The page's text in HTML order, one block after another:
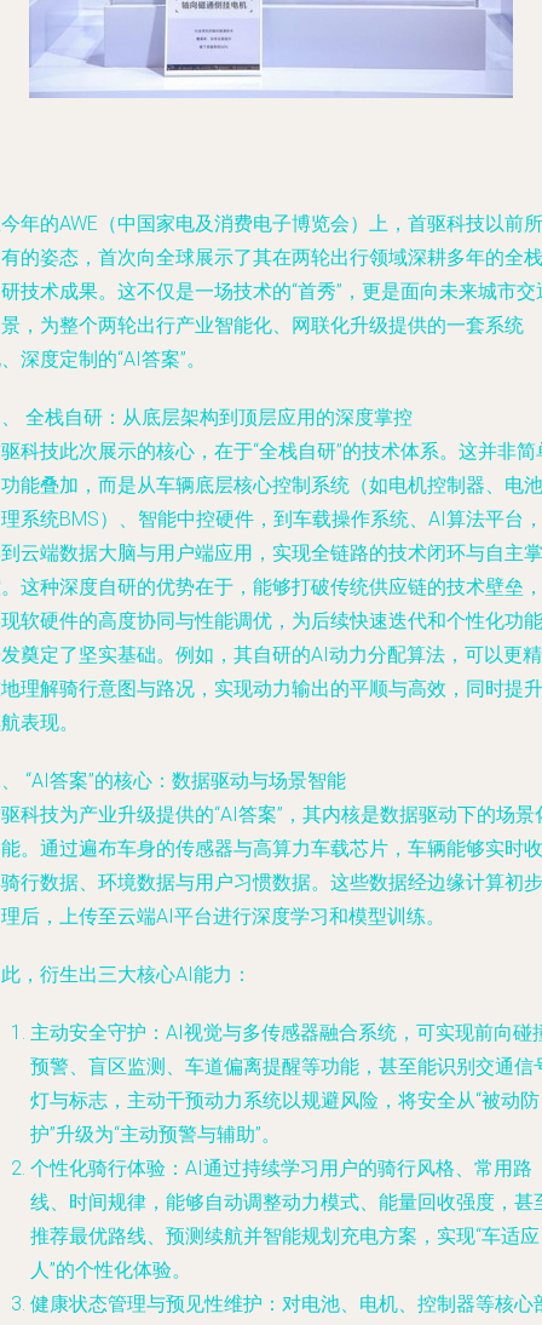
年的AWE（中国家电及消费电子博览会）上，首驱科技以前所
的姿态，首次向全球展示了其在两轮出行领域深耕多年的全栈
技术成果。这不仅是一场技术的“首秀”，更是面向未来城市交
，为整个两轮出行产业智能化、网联化升级提供的一套系统
深度定制的“AI答案”。
全栈自研：从底层架构到顶层应用的深度掌控
科技此次展示的核心，在于“全栈自研”的技术体系。这并非简
能叠加，而是从车辆底层核心控制系统（如电机控制器、电池
系统BMS）、智能中控硬件，到车载操作系统、AI算法平台，
云端数据大脑与用户端应用，实现全链路的技术闭环与自主掌
这种深度自研的优势在于，能够打破传统供应链的技术壁垒，
软硬件的高度协同与性能调优，为后续快速迭代和个性化功能
奠定了坚实基础。例如，其自研的AI动力分配算法，可以更精
理解骑行意图与路况，实现动力输出的平顺与高效，同时提升
表现。
“AI答案”的核心：数据驱动与场景智能
科技为产业升级提供的“AI答案”，其内核是数据驱动下的场景
。通过遍布车身的传感器与高算力车载芯片，车辆能够实时收
行数据、环境数据与用户习惯数据。这些数据经边缘计算初步
后，上传至云端AI平台进行深度学习和模型训练。
，衍生出三大核心AI能力：
主动安全守护 ：AI视觉与多传感器融合系统，可实现前向碰
预警、盲区监测、车道偏离提醒等功能，甚至能识别交通信
灯与标志，主动干预动力系统以规避风险，将安全从“被动防
护”升级为“主动预警与辅助”。
个性化骑行体验 ：AI通过持续学习用户的骑行风格、常用路
线、时间规律，能够自动调整动力模式、能量回收强度，甚
推荐最优路线、预测续航并智能规划充电方案，实现“车适应
人”的个性化体验。
健康状态管理与预见性维护 ：对电池、电机、控制器等核心